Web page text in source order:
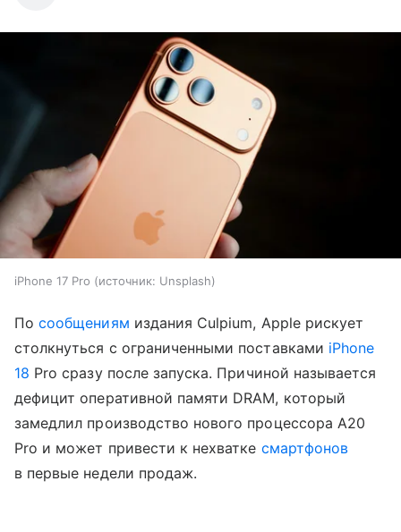
iPhone 17 Pro источник: Unsplash
Посообщениям издания Culpium, Apple рискует
столкнуться с ограниченными поставками iPhone
18 Pro сразу после запуска. Причиной называется
дефицит оперативной памяти DRAM, который
замедлил производство нового процессора A20
Pro и может привести к нехватке смартфонов
в первые недели продаж.